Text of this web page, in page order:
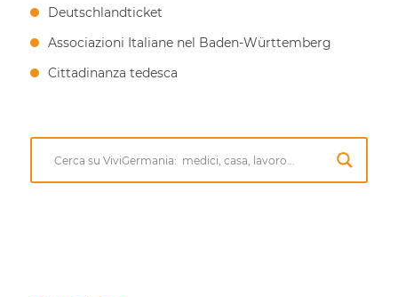
Deutschlandticket
Associazioni Italiane nel Baden-Württemberg
Cittadinanza tedesca